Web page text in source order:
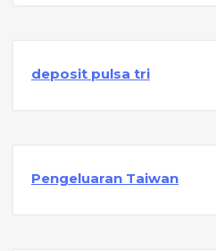
deposit pulsa tri
Pengeluaran Taiwan